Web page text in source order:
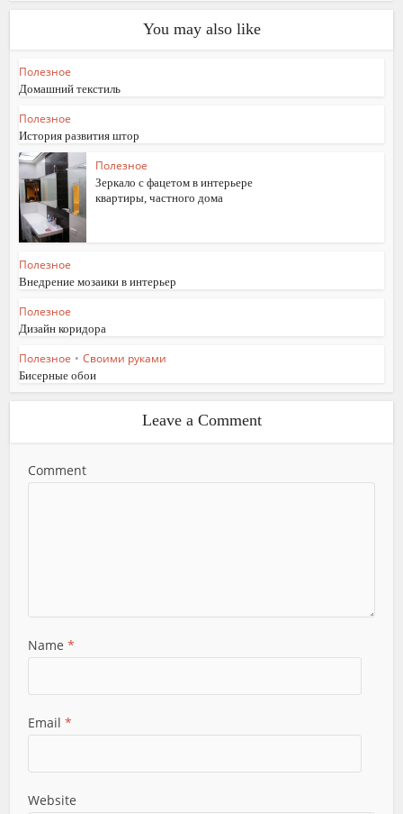
You may also like
Полезное
Домашний текстиль
Полезное
История развития штор
Полезное
Зеркало с фацетом в интерьере
квартиры, частного дома
Полезное
Внедрение мозаики в интерьер
Полезное
Дизайн коридора
Полезное • Своими руками
Бисерные обои
Leave a Comment
Comment
Name *
Email *
Website